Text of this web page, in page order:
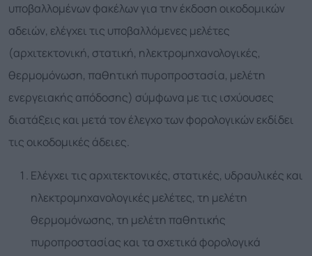
υποβαλλομένων φακέλων για την έκδοση οικοδομικών
αδειών, ελέγχει τις υποβαλλόμενες μελέτες
(αρχιτεκτονική, στατική, ηλεκτρομηχανολογικές,
θερμομόνωση, παθητική πυροπροστασία, μελέτη
ενεργειακής απόδοσης) σύμφωνα με τις ισχύουσες
διατάξεις και μετά τον έλεγχο των φορολογικών εκδίδει
τις οικοδομικές άδειες.
Ελέγχει τις αρχιτεκτονικές, στατικές, υδραυλικές και
ηλεκτρομηχανολογικές μελέτες, τη μελέτη
θερμομόνωσης, τη μελέτη παθητικής
πυροπροστασίας και τα σχετικά φορολογικά